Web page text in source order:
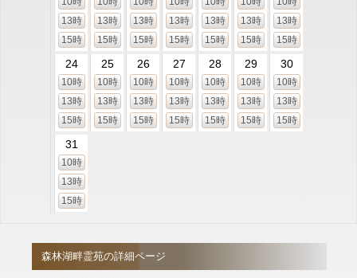
13時
15時
13時
15時
13時
15時
13時
15時
13時
15時
13時
15時
13時
15時
24
10時
13時
15時
25
10時
13時
15時
26
10時
13時
15時
27
10時
13時
15時
28
10時
13時
15時
29
10時
13時
15時
30
10時
13時
15時
31
10時
13時
15時
森林湖畔霊苑の詳細ページ